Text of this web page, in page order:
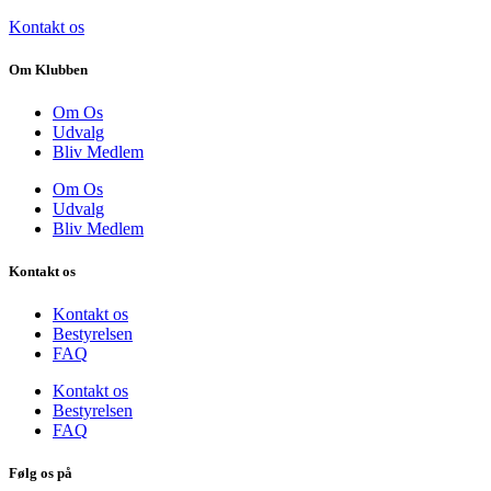
Kontakt os
Om Klubben
Om Os
Udvalg
Bliv Medlem
Om Os
Udvalg
Bliv Medlem
Kontakt os
Kontakt os
Bestyrelsen
FAQ
Kontakt os
Bestyrelsen
FAQ
Følg os på